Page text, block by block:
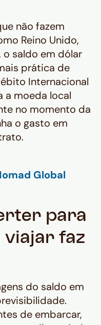
não fazem
Reino Unido,
o saldo em dólar
prática de
Internacional
a moeda local
no momento da
o gasto em
para
viajar faz
do saldo em
de embarcar,